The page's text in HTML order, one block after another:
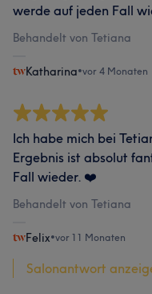
werde auf jeden Fall
Behandelt von Tetiana
Katharina•vor 4 Monaten
Ich habe mich bei
Ergebnis ist absolut
Fall wieder. ❤️
Behandelt von Tetiana
Felix•vor 11 Monaten
Salonantwort